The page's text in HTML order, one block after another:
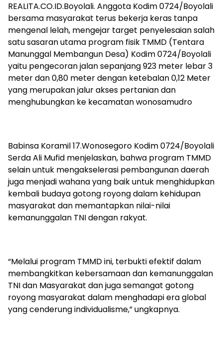
REALITA.CO.ID.Boyolali. Anggota Kodim 0724/Boyolali
bersama masyarakat terus bekerja keras tanpa
mengenal lelah, mengejar target penyelesaian salah
satu sasaran utama program fisik TMMD (Tentara
Manunggal Membangun Desa) Kodim 0724/Boyolali
yaitu pengecoran jalan sepanjang 923 meter lebar 3
meter dan 0,80 meter dengan ketebalan 0,12 Meter
yang merupakan jalur akses pertanian dan
menghubungkan ke kecamatan wonosamudro
Babinsa Koramil 17.Wonosegoro Kodim 0724/Boyolali
Serda Ali Mufid menjelaskan, bahwa program TMMD
selain untuk mengakselerasi pembangunan daerah
juga menjadi wahana yang baik untuk menghidupkan
kembali budaya gotong royong dalam kehidupan
masyarakat dan memantapkan nilai-nilai
kemanunggalan TNI dengan rakyat.
“Melalui program TMMD ini, terbukti efektif dalam
membangkitkan kebersamaan dan kemanunggalan
TNI dan Masyarakat dan juga semangat gotong
royong masyarakat dalam menghadapi era global
yang cenderung individualisme,” ungkapnya.